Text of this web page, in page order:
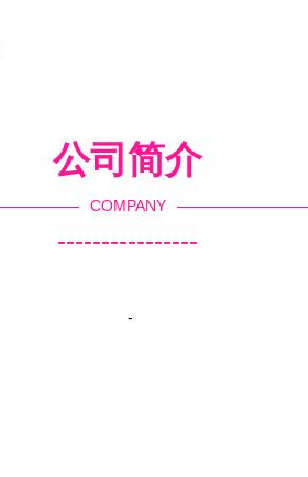
公司简介
COMPANY
----------------
-